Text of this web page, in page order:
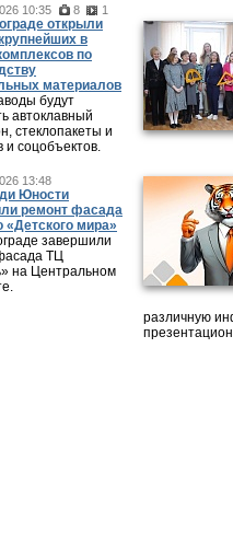
10:35 8 1
открыли
в
по
материалов
будут
автоклавный
стеклопакеты и
соцобъектов.
13:48
Юности
ремонт фасада
«Детского мира»
завершили
ТЦ
на Центральном
различную